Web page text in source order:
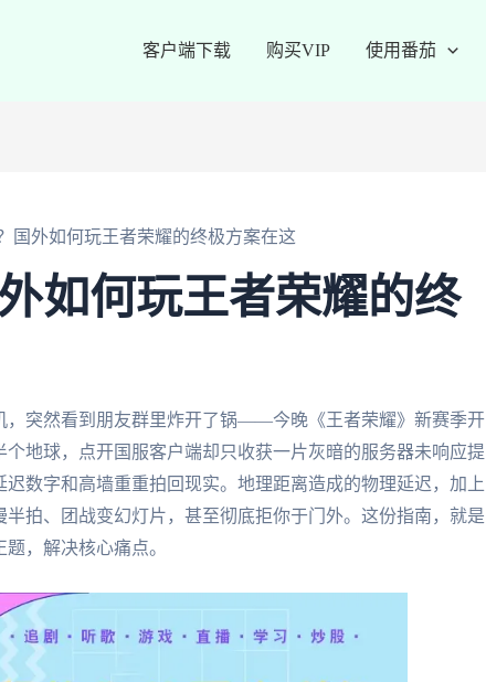
客户端下载 购买VIP 使用番茄
国外如何玩王者荣耀的终极方案在这
如何玩王者荣耀的终
，突然看到朋友群里炸开了锅——今晚《王者荣耀》新赛季开
地球，点开国服客户端却只收获一片灰暗的服务器未响应提
迟数字和高墙重重拍回现实。地理距离造成的物理延迟，加上
拍、团战变幻灯片，甚至彻底拒你于门外。这份指南，就是
，解决核心痛点。